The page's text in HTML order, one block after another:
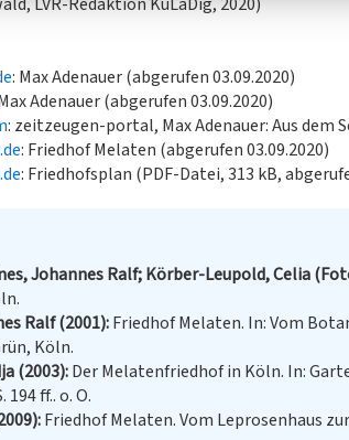
: Max Adenauer (abgerufen 03.09.2020)
Adenauer (abgerufen 03.09.2020)
: zeitzeugen-portal, Max Adenauer: Aus dem
: Friedhof Melaten (abgerufen 03.09.2020)
: Friedhofsplan (PDF-Datei, 313 kB,
Johannes Ralf; Körber-Leupold, Celia
Ralf (2001) Friedhof Melaten. In: Vom
Köln.
(2003) Der Melatenfriedhof in Köln. In:
194 ff.. o. O.
Friedhof Melaten. Vom Leprosenhaus